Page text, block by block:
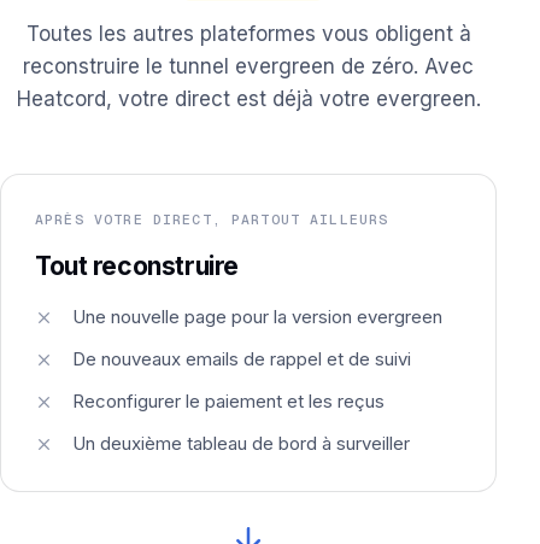
Toutes les autres plateformes vous obligent à
reconstruire le tunnel evergreen de zéro. Avec
Heatcord, votre direct est déjà votre evergreen.
APRÈS VOTRE DIRECT, PARTOUT AILLEURS
Tout reconstruire
Une nouvelle page pour la version evergreen
De nouveaux emails de rappel et de suivi
Reconfigurer le paiement et les reçus
Un deuxième tableau de bord à surveiller